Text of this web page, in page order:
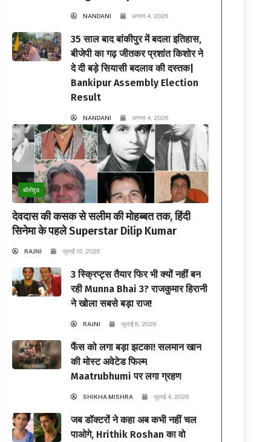
NANDANI अगस्त 4, 2026
35 साल बाद बांकीपुर में बदला इतिहास,
बीजेपी का गढ़ जीतकर प्रशांत किशोर ने
दे दी बड़े सियासी बदलाव की दस्तक|
Bankipur Assembly Election
Result
NANDANI अगस्त 4, 2026
बॉलीवुड
देवदास की कसक से सलीम की मोहब्बत तक, हिंदी
सिनेमा के पहले Superstar Dilip Kumar
RAJNI जुलाई 15, 2026
3 स्क्रिप्ट्स तैयार फिर भी क्यों नहीं बन
रही Munna Bhai 3? राजकुमार हिरानी
ने खोला सबसे बड़ा राज!
RAJNI जुलाई 8, 2026
फैंस को लगा बड़ा झटका! सलमान खान
की मोस्ट अवेटेड फिल्म
Maatrubhumi पर लगा ग्रहण
SHIKHA MISHRA जुलाई 4, 2026
जब डॉक्टरों ने कहा अब कभी नहीं चल
पाओगे, Hrithik Roshan का वो